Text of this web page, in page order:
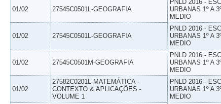
01/02 27545C0501L-GEOGRAFIA
PNLD 2016 -
URBANAS 1º A
MEDIO
01/02 27545C0501L-GEOGRAFIA
PNLD 2016 -
URBANAS 1º A
MEDIO
01/02 27545C0501M-GEOGRAFIA
PNLD 2016 -
URBANAS 1º A
MEDIO
01/02
27582C0201L-MATEMÁTICA -
CONTEXTO & APLICAÇÕES -
VOLUME 1
PNLD 2016 -
URBANAS 1º A
MEDIO